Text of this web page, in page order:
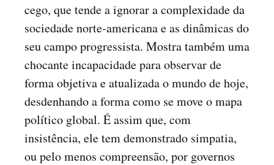
cego, que tende a ignorar a complexidade da
sociedade norte-americana e as dinâmicas do
seu campo progressista. Mostra também uma
chocante incapacidade para observar de
forma objetiva e atualizada o mundo de hoje,
desdenhando a forma como se move o mapa
político global. É assim que, com
insistência, ele tem demonstrado simpatia,
ou pelo menos compreensão, por governos